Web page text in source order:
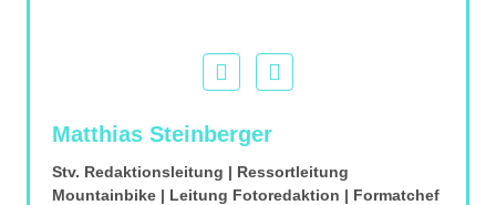
Matthias Steinberger
Stv. Redaktionsleitung | Ressortleitung
Mountainbike | Leitung Fotoredaktion | Formatchef